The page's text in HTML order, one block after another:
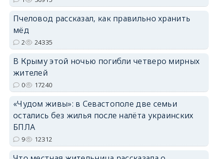
erid: 2SDnjdvhGXG
Пчеловод рассказал, как правильно хранить
мёд
2 24335
В Крыму этой ночью погибли четверо мирных
жителей
0 17240
«Чудом живы»: в Севастополе две семьи
остались без жилья после налёта украинских
БПЛА
9 12312